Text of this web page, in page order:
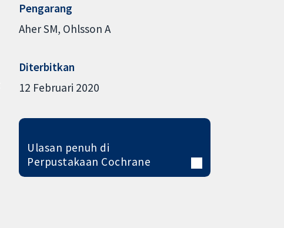
Pengarang
Aher SM Ohlsson A
Diterbitkan
12 Februari 2020
Ulasan penuh di
Perpustakaan Cochrane